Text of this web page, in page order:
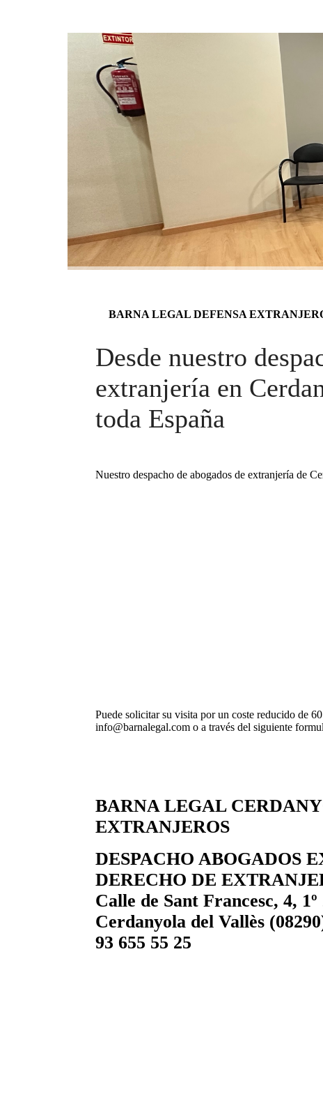
BARNA LEGAL DEFENSA
Desde nuestro
extranjería en
toda España
Nuestro despacho de abogados de extranjería de
Puede solicitar su visita por un coste reducido de
info@barnalegal.com o a través del siguiente
BARNA LEGAL
EXTRANJEROS
DESPACHO ABOGADOS
DERECHO DE
Calle de Sant Francesc, 4, 1º
Cerdanyola del Vallès
93 655 55 25